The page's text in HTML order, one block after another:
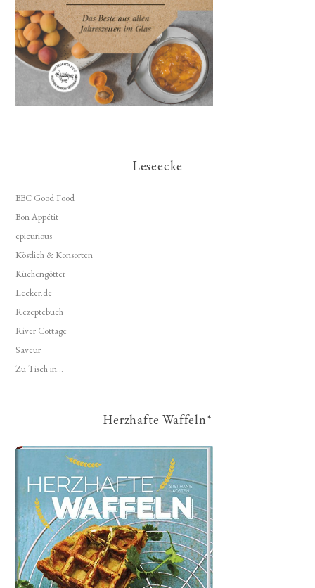
Leseecke
BBC Good Food
Bon Appétit
epicurious
Köstlich & Konsorten
Küchengötter
Lecker.de
Rezeptebuch
River Cottage
Saveur
Zu Tisch in...
Herzhafte Waffeln*